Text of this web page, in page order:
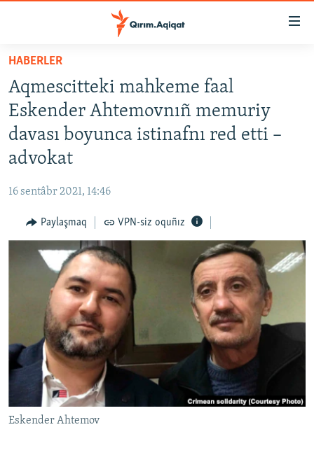
Esas
qaytmaq
Baş
navigatsiyağa
qaytmaq
Qıdıruvğa
SİYASET
İQTİSADİYAT
CEMİYET
İNSAN AQLARI
VİDEO
SÜRET
BLOGLAR
Русский
Українською
QOŞULIÑIZ!
HABERLER
Aqmescitteki mahkeme faal
Eskender Ahtemovnıñ memuriy
davası boyunca istinafnı red etti –
advokat
16 sentâbr 2021, 14:46
Paylaşmaq VPN-siz oquñız
Eskender Ahtemov